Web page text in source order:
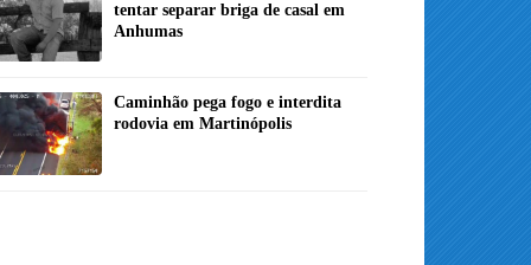
tentar separar briga de casal em
Anhumas
Caminhão pega fogo e interdita
rodovia em Martinópolis